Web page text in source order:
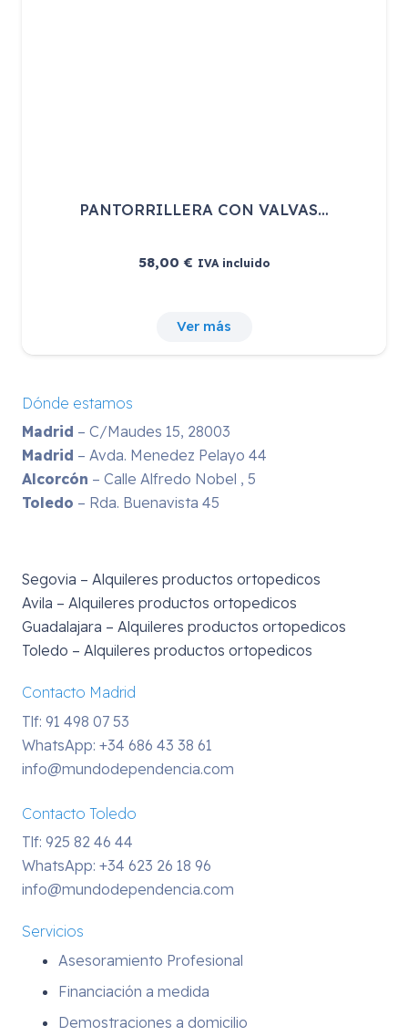
PANTORRILLERA CON VALVAS…
58,00€ IVA incluido
Ver más
Dónde estamos
Madrid – C/Maudes 15, 28003
Madrid – Avda. Menedez Pelayo 44
Alcorcón – Calle Alfredo Nobel , 5
Toledo – Rda. Buenavista 45
Segovia – Alquileres productos ortopedicos
Avila – Alquileres productos ortopedicos
Guadalajara – Alquileres productos ortopedicos
Toledo – Alquileres productos ortopedicos
Contacto Madrid
Tlf: 91 498 07 53
WhatsApp: +34 686 43 38 61
info@mundodependencia.com
Contacto Toledo
Tlf: 925 82 46 44
WhatsApp: +34 623 26 18 96
info@mundodependencia.com
Servicios
Asesoramiento Profesional
Financiación a medida
Demostraciones a domicilio